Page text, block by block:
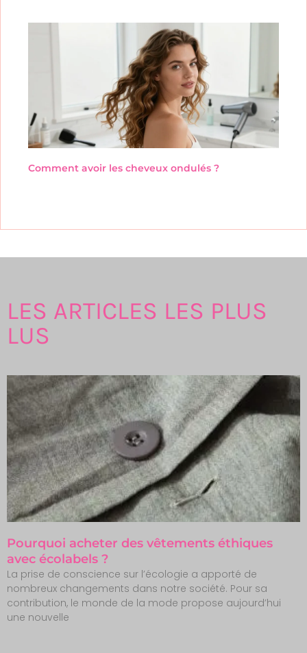
Comment avoir les cheveux ondulés ?
LES ARTICLES LES PLUS
LUS
Pourquoi acheter des vêtements éthiques
avec écolabels ?
La prise de conscience sur l’écologie a apporté de
nombreux changements dans notre société. Pour sa
contribution, le monde de la mode propose aujourd’hui
une nouvelle